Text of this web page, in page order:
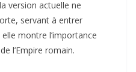
version actuelle ne
servant à entrer
montre l’importance
l’Empire romain.